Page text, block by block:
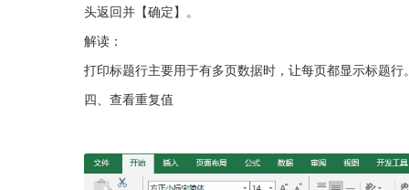
头返回并【确定】。
解读：
打印标题行主要用于有多页数据时，让每页都显示标题行
四、查看重复值